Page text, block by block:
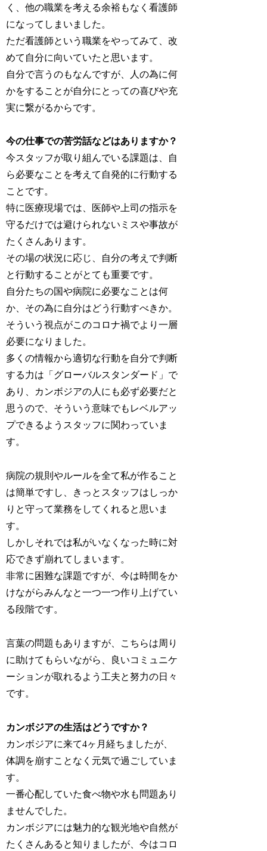
く、他の職業を考える余裕もなく看護師
になってしまいました。
ただ看護師という職業をやってみて、改
めて自分に向いていたと思います。
自分で言うのもなんですが、人の為に何
かをすることが自分にとっての喜びや充
実に繋がるからです。
今の仕事での苦労話などはありますか？
今スタッフが取り組んでいる課題は、自
ら必要なことを考えて自発的に行動する
ことです。
特に医療現場では、医師や上司の指示を
守るだけでは避けられないミスや事故が
たくさんあります。
その場の状況に応じ、自分の考えで判断
と行動することがとても重要です。
自分たちの国や病院に必要なことは何
か、その為に自分はどう行動すべきか。
そういう視点がこのコロナ禍でより一層
必要になりました。
多くの情報から適切な行動を自分で判断
する力は「グローバルスタンダード」で
あり、カンボジアの人にも必ず必要だと
思うので、そういう意味でもレベルアッ
プできるようスタッフに関わっていま
す。
病院の規則やルールを全て私が作ること
は簡単ですし、きっとスタッフはしっか
りと守って業務をしてくれると思いま
す。
しかしそれでは私がいなくなった時に対
応できず崩れてしまいます。
非常に困難な課題ですが、今は時間をか
けながらみんなと一つ一つ作り上げてい
る段階です。
言葉の問題もありますが、こちらは周り
に助けてもらいながら、良いコミュニケ
ーションが取れるよう工夫と努力の日々
です。
カンボジアの生活はどうですか？
カンボジアに来て4ヶ月経ちましたが、
体調を崩すことなく元気で過ごしていま
す。
一番心配していた食べ物や水も問題あり
ませんでした。
カンボジアには魅力的な観光地や自然が
たくさんあると知りましたが、今はコロ